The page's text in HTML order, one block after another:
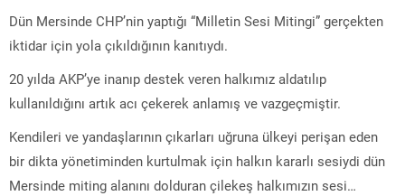
Dün Mersinde CHP’nin yaptığı “Milletin Sesi Mitingi” gerçekten
iktidar için yola çıkıldığının kanıtıydı.
20 yılda AKP’ye inanıp destek veren halkımız aldatılıp
kullanıldığını artık acı çekerek anlamış ve vazgeçmiştir.
Kendileri ve yandaşlarının çıkarları uğruna ülkeyi perişan eden
bir dikta yönetiminden kurtulmak için halkın kararlı sesiydi dün
Mersinde miting alanını dolduran çilekeş halkımızın sesi…